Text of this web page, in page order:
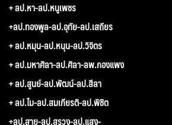
+ ลป.หา-ลป.หนูเพชร
+ลป.ทองพูล-ลป.อุทัย-ลป.เสถียร
+ ลป.หมุน-ลป.หนุน-ลป.วิจิตร
+ ลป.มหาศิลา-ลป.ศิลา-ลพ.กองแพง
+ ลป.สูนย์-ลป.พัฒน์-ลป.สีลา
+ ลป.ไม-ลป.สมเกียรติ-ลป.พิชิต
+ลป.สาย-ลป.สรวง-ลป.แสง-